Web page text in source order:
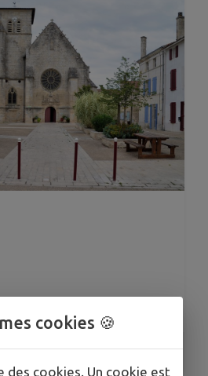
cookies 🍪
des cookies. Un cookie est